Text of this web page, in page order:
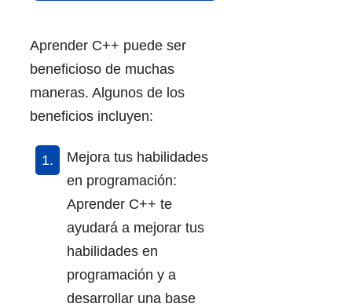
Aprender C++ puede ser
beneficioso de muchas
maneras. Algunos de los
beneficios incluyen:
Mejora tus habilidades
en programación:
Aprender C++ te
ayudará a mejorar tus
habilidades en
programación y a
desarrollar una base